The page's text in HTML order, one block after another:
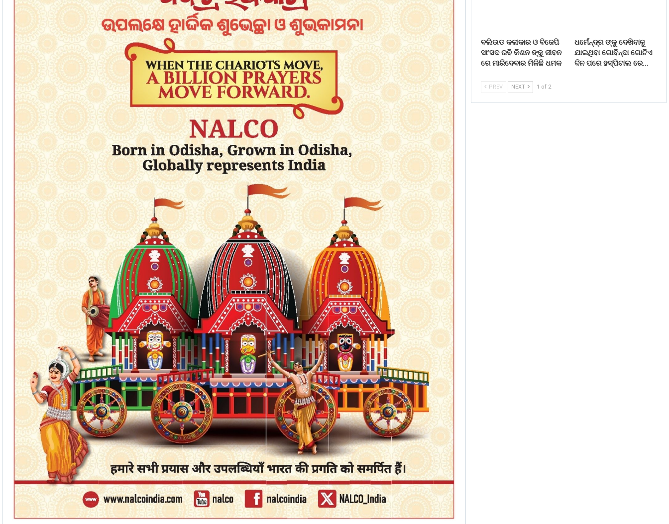
ବଲିଉଡ କଳାକାର ଓ ବିଜେପି
ସାଂସଦ ରବି କିଶନ ଙ୍କୁ ଜୀବନ
ରେ ମାରିଦେବାର ମିଳିଛି ଧମକ
ଧର୍ମେନ୍ଦ୍ର ଙ୍କୁ ଦେଖିବାକୁ
ଯାଇଥିବା ଗୋବିନ୍ଦା ଗୋଟିଏ
ଦିନ ପରେ ହସ୍ପିଟାଲ ରେ…
PREV NEXT 1 of 2